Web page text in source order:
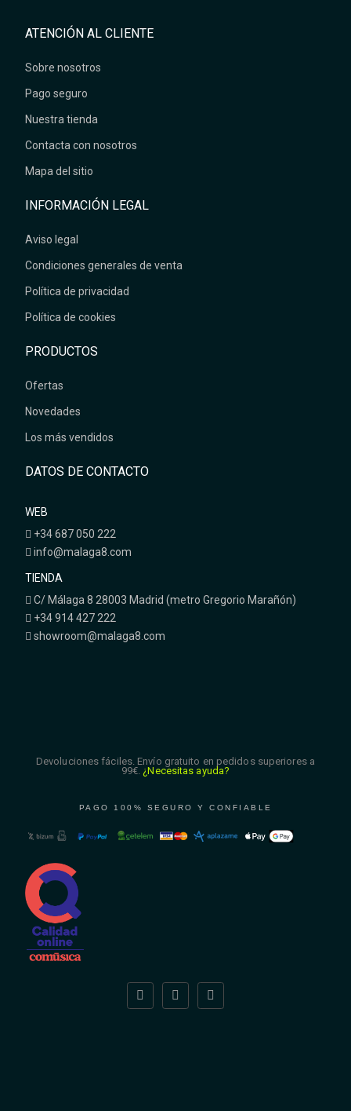
ATENCIÓN AL CLIENTE
Sobre nosotros
Pago seguro
Nuestra tienda
Contacta con nosotros
Mapa del sitio
INFORMACIÓN LEGAL
Aviso legal
Condiciones generales de venta
Política de privacidad
Política de cookies
PRODUCTOS
Ofertas
Novedades
Los más vendidos
DATOS DE CONTACTO
WEB
+34 687 050 222
info@malaga8.com
TIENDA
C/ Málaga 8 28003 Madrid (metro Gregorio Marañón)
+34 914 427 222
showroom@malaga8.com
Devoluciones fáciles. Envío gratuito en pedidos superiores a
99€. ¿Necesitas ayuda?
PAGO 100% SEGURO Y CONFIABLE